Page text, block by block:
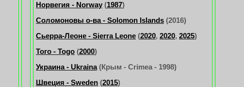
Норвегия - Norway (1987)
Соломоновы о-ва - Solomon Islands (2016)
Сьерра-Леоне - Sierra Leone (2020, 2020, 2025)
Того - Togo (2000)
Украина - Ukraina(Крым - Crimea - 1998)
Швеция - Sweden (2015)